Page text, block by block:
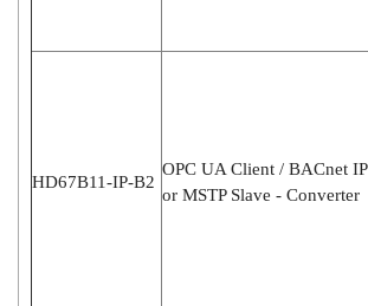
HD67B11-IP-B2
OPC UA Client / BACnet IP
or MSTP Slave - Converter